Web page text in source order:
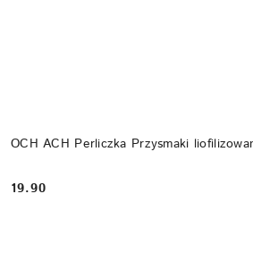
OCH ACH Perliczka Przysmaki
Cena:
19.90